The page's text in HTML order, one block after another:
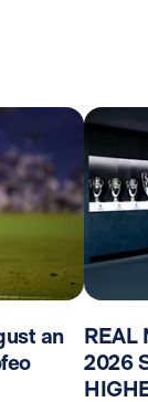
an
REAL
2026